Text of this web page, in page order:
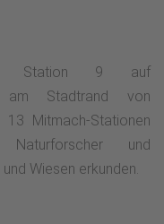
Station 9 auf
am Stadtrand von
Mitmach-Stationen
und
Wiesen erkunden.